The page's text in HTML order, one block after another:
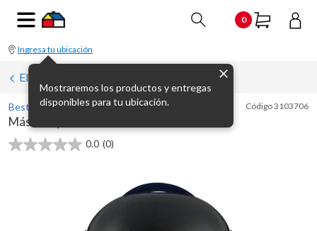
0
Ingresa tu ubicación
Mostraremos los productos y entregas
disponibles para tu ubicación.
Elementos de protección personal
Best Value Código3103706
Máscara para soldar lente verde
0.0 (0)
0.0